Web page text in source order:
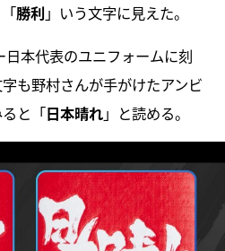
勝利 」いう文字に見えた。
本代表のユニフォームに刻
も野村さんが手がけたアンビ
と「日本晴れ」と読める。